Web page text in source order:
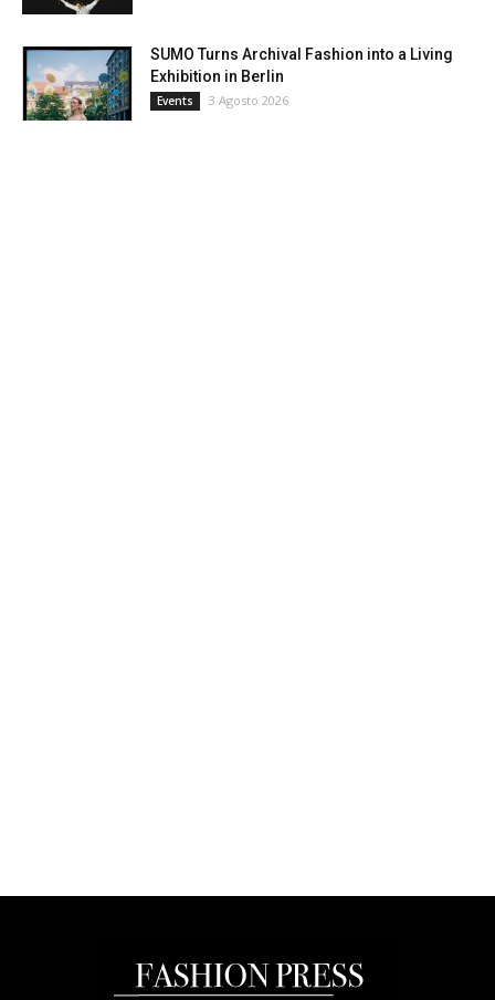
SUMO Turns Archival Fashion into a Living
Exhibition in Berlin
Events 3 Agosto 2026